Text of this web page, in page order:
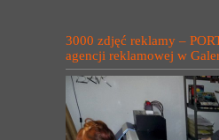
3000 zdjęć reklamy –
agencji reklamowej w